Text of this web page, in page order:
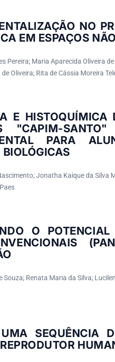
NO
EM ESPAÇOS
Pereira; Maria Aparecida Oliveira
Oliveira; Rita de Cássia Moreira
E HISTOQUÍMICA
"CAPIM-
PARA
Jonatha Kaique da Silva
O
Souza; Renata Maria da Silva;
SEQUÊNCIA